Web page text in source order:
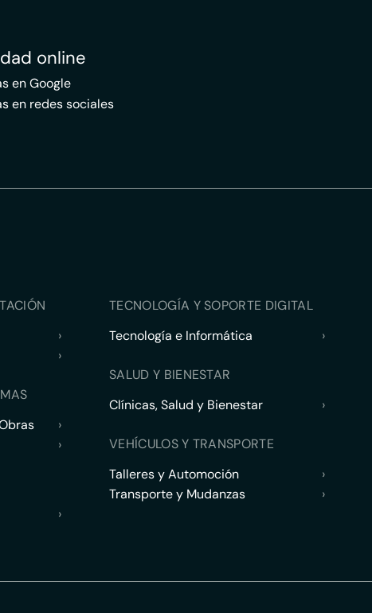
online
en Google
en redes sociales
›
›
›
›
›
TECNOLOGÍA Y SOPORTE DIGITAL
Tecnología e Informática
›
SALUD Y BIENESTAR
Clínicas, Salud y Bienestar
›
VEHÍCULOS Y TRANSPORTE
Talleres y Automoción
›
Transporte y Mudanzas
›